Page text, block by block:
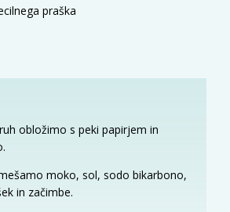
praška
obložimo s peki papirjem in
moko, sol, sodo bikarbono,
in začimbe.